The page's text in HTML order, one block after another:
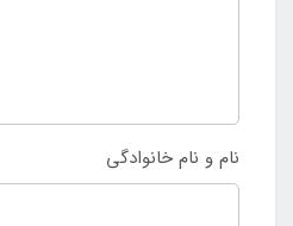
نام و نام خانوادگی